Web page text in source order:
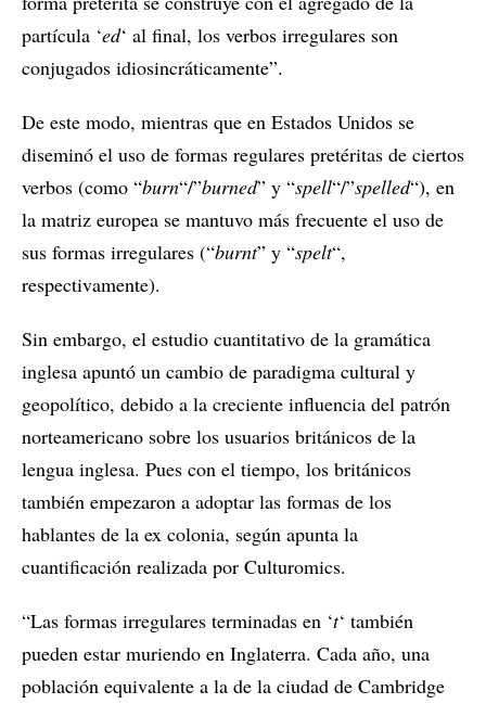
partícula ‘ed‘ al final, los verbos irregulares son
conjugados idiosincráticamente”.
De este modo, mientras que en Estados Unidos se
diseminó el uso de formas regulares pretéritas de ciertos
verbos (como “burn“/”burned” y “spell“/”spelled“), en
la matriz europea se mantuvo más frecuente el uso de
sus formas irregulares (“burnt” y “spelt“,
respectivamente).
Sin embargo, el estudio cuantitativo de la gramática
inglesa apuntó un cambio de paradigma cultural y
geopolítico, debido a la creciente influencia del patrón
norteamericano sobre los usuarios británicos de la
lengua inglesa. Pues con el tiempo, los británicos
también empezaron a adoptar las formas de los
hablantes de la ex colonia, según apunta la
cuantificación realizada por Culturomics.
“Las formas irregulares terminadas en ‘t‘ también
pueden estar muriendo en Inglaterra. Cada año, una
población equivalente a la de la ciudad de Cambridge